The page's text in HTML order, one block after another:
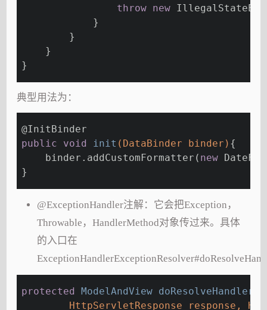
throw new
            }
        }
    }
}
典型用法为：
@InitBinder
public
void init (DataBinder binder) {
    binder.addCustomFormatter(
new
}
@ExceptionHandler注解：它会把Exception，
Throwable，HandlerMethod对象传过来。具体
的入口在
protected ModelAndView
HttpServletResponse response,